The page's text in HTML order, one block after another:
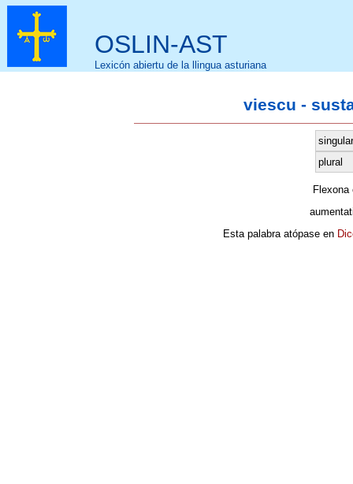
OSLIN-AST
Lexicón abiertu de la llingua asturiana
viescu -
singular
plural
Esta palabra atópase en